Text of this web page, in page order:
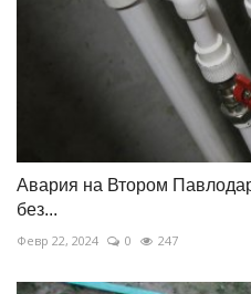
Авария на Втором
без...
Февр 22, 2024 0 247